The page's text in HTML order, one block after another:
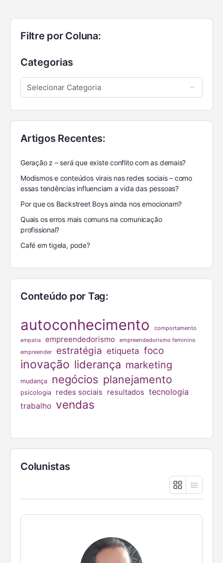
Filtre por Coluna:
Categorias
Artigos Recentes:
Geração z – será que existe conflito com as demais?
Modismos e conteúdos virais nas redes sociais – como
essas tendências influenciam a vida das pessoas?
Por que os Backstreet Boys ainda nos emocionam?
Quais os erros mais comuns na comunicação
profissional?
Café em tigela, pode?
Conteúdo por Tag:
autoconhecimento comportamento
empatia empreendedorismo
empreendedorismo feminino
empreender
estratégia etiqueta foco
inovação liderança marketing
mudança negócios planejamento
psicologia redes sociais resultados tecnologia
trabalho vendas
Colunistas